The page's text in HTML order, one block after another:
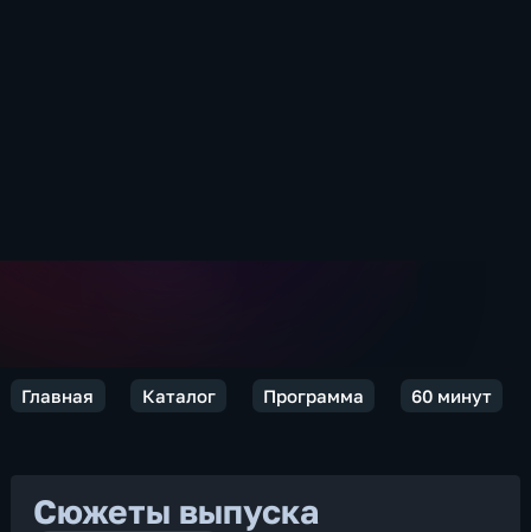
Главная Каталог Программа 60 минут
Сюжеты выпуска